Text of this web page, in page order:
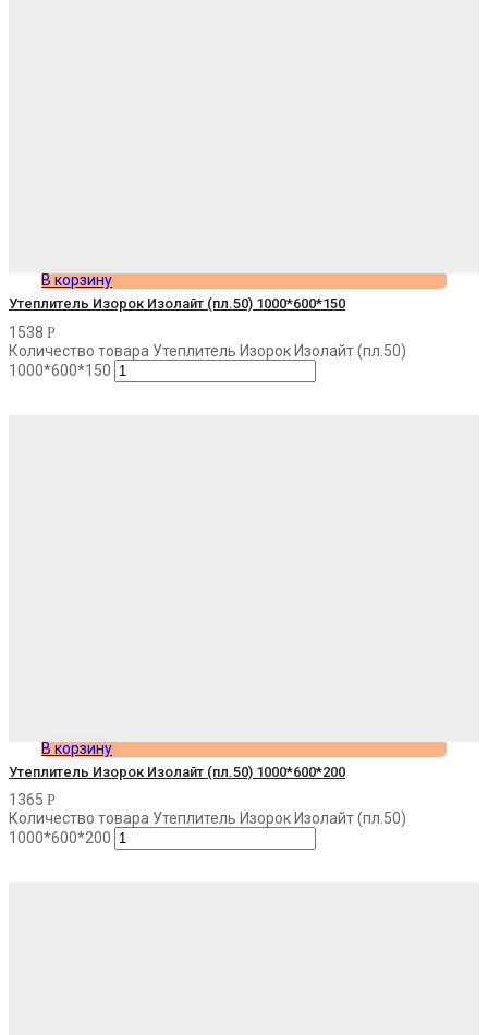
В корзину
Утеплитель Изорок Изолайт (пл.50) 1000*600*150
1538 Р
Количество товара Утеплитель Изорок Изолайт (пл.50)
1000*600*150
В корзину
Утеплитель Изорок Изолайт (пл.50) 1000*600*200
1365 Р
Количество товара Утеплитель Изорок Изолайт (пл.50)
1000*600*200